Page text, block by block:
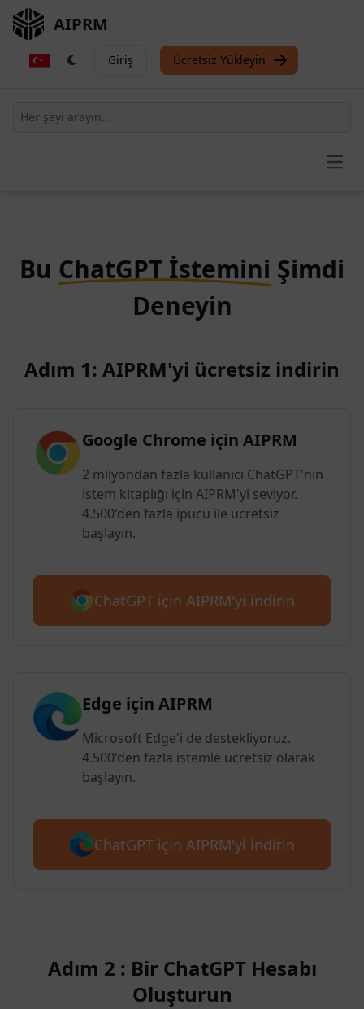
AIPRM
Giriş Ücretsiz Yükleyin
Bu ChatGPT İstemini Şimdi
Deneyin
Adım 1: AIPRM'yi ücretsiz indirin
Google Chrome için AIPRM
2 milyondan fazla kullanıcı ChatGPT'nin
istem kitaplığı için AIPRM'yi seviyor.
4.500'den fazla ipucu ile ücretsiz
başlayın.
ChatGPT için AIPRM'yi indirin
Edge için AIPRM
Microsoft Edge'i de destekliyoruz.
4.500'den fazla istemle ücretsiz olarak
başlayın.
ChatGPT için AIPRM'yi indirin
Adım 2 : Bir ChatGPT Hesabı
Oluşturun